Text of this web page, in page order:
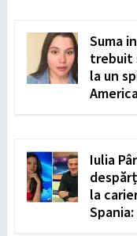
Suma
trebuit
la un
Iulia
la